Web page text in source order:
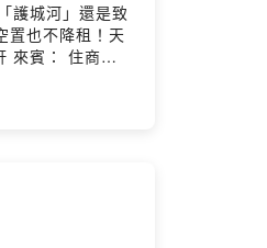
護城河」還是致
31日， 把房屋